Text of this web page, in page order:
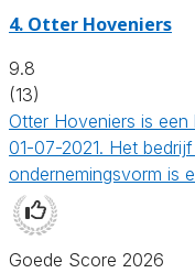
4. Otter Hoveniers
9.8
(13)
Otter Hoveniers is
01-07-2021. Het
ondernemingsvorm is
Goede Score 2026